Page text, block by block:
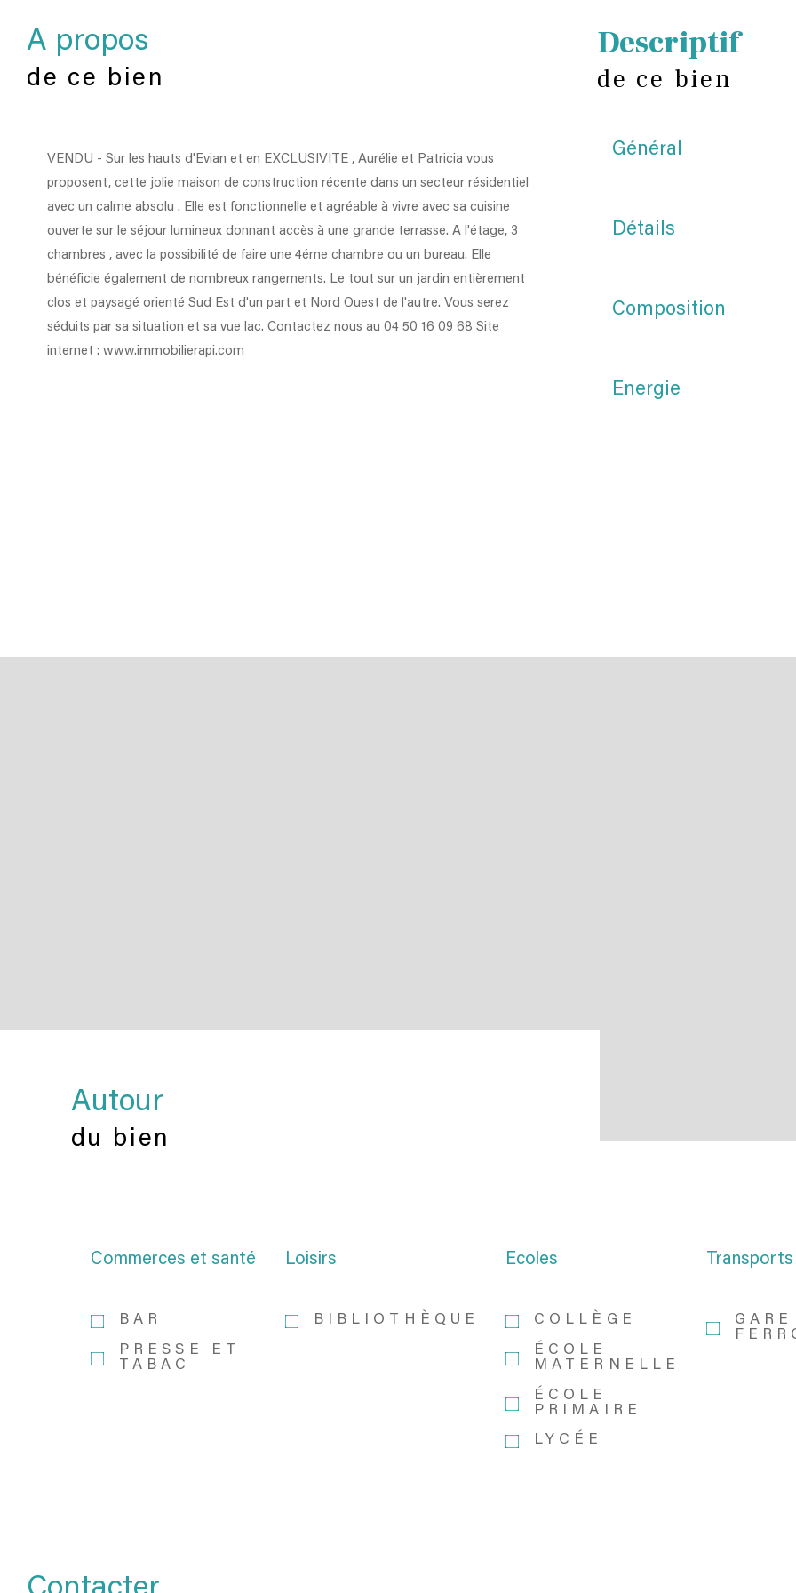
a propos
de ce bien
VENDU - Sur les hauts d'Evian et en EXCLUSIVITE , Aurélie et Patricia vous
proposent, cette jolie maison de construction récente dans un secteur résidentiel
avec un calme absolu . Elle est fonctionnelle et agréable à vivre avec sa cuisine
ouverte sur le séjour lumineux donnant accès à une grande terrasse. A l'étage, 3
chambres , avec la possibilité de faire une 4éme chambre ou un bureau. Elle
bénéficie également de nombreux rangements. Le tout sur un jardin entièrement
clos et paysagé orienté Sud Est d'un part et Nord Ouest de l'autre. Vous serez
séduits par sa situation et sa vue lac. Contactez nous au 04 50 16 09 68 Site
internet : www.immobilierapi.com
descriptif
de ce bien
Général
Détails
Composition
Energie
Autour
du bien
Commerces et santé
BAR
PRESSE ET
TABAC
Loisirs
BIBLIOTHÈQUE
Ecoles
COLLÈGE
ÉCOLE
MATERNELLE
ÉCOLE
PRIMAIRE
LYCÉE
Transports
GARE